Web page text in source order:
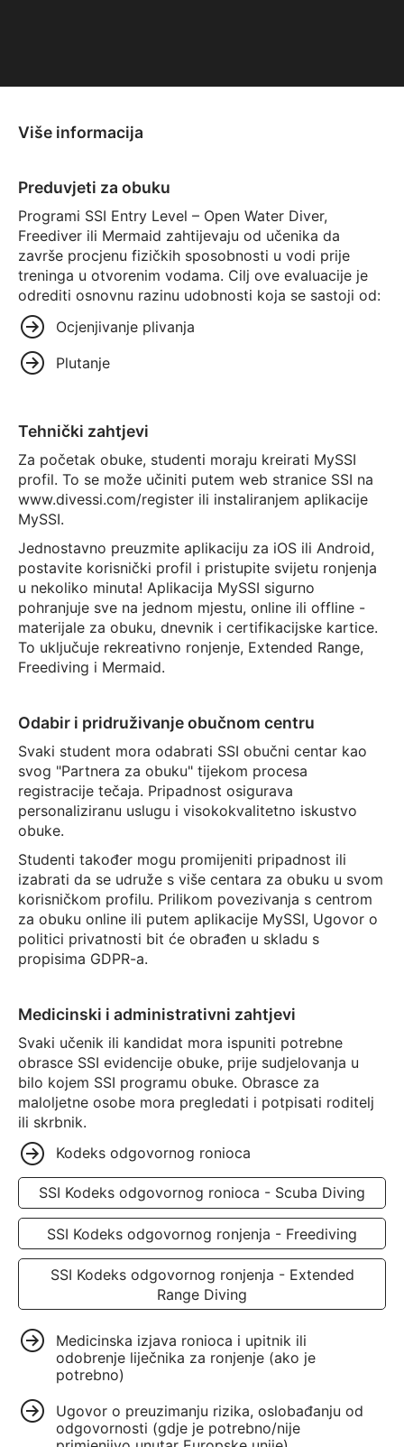
Više informacija
Preduvjeti za obuku
Programi SSI Entry Level – Open Water Diver,
Freediver ili Mermaid zahtijevaju od učenika da
završe procjenu fizičkih sposobnosti u vodi prije
treninga u otvorenim vodama. Cilj ove evaluacije je
odrediti osnovnu razinu udobnosti koja se sastoji od:
Ocjenjivanje plivanja
Plutanje
Tehnički zahtjevi
Za početak obuke, studenti moraju kreirati MySSI
profil. To se može učiniti putem web stranice SSI na
www.divessi.com/register ili instaliranjem aplikacije
MySSI.
Jednostavno preuzmite aplikaciju za iOS ili Android,
postavite korisnički profil i pristupite svijetu ronjenja
u nekoliko minuta! Aplikacija MySSI sigurno
pohranjuje sve na jednom mjestu, online ili offline -
materijale za obuku, dnevnik i certifikacijske kartice.
To uključuje rekreativno ronjenje, Extended Range,
Freediving i Mermaid.
Odabir i pridruživanje obučnom centru
Svaki student mora odabrati SSI obučni centar kao
svog "Partnera za obuku" tijekom procesa
registracije tečaja. Pripadnost osigurava
personaliziranu uslugu i visokokvalitetno iskustvo
obuke.
Studenti također mogu promijeniti pripadnost ili
izabrati da se udruže s više centara za obuku u svom
korisničkom profilu. Prilikom povezivanja s centrom
za obuku online ili putem aplikacije MySSI, Ugovor o
politici privatnosti bit će obrađen u skladu s
propisima GDPR-a.
Medicinski i administrativni zahtjevi
Svaki učenik ili kandidat mora ispuniti potrebne
obrasce SSI evidencije obuke, prije sudjelovanja u
bilo kojem SSI programu obuke. Obrasce za
maloljetne osobe mora pregledati i potpisati roditelj
ili skrbnik.
Kodeks odgovornog ronioca
SSI Kodeks odgovornog ronioca - Scuba Diving
SSI Kodeks odgovornog ronjenja - Freediving
SSI Kodeks odgovornog ronjenja - Extended
Range Diving
Medicinska izjava ronioca i upitnik ili
odobrenje liječnika za ronjenje (ako je
potrebno)
Ugovor o preuzimanju rizika, oslobađanju od
odgovornosti (gdje je potrebno/nije